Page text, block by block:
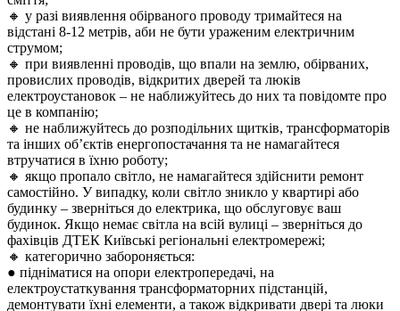
🔸 у разі виявлення обірваного проводу тримайтеся на
відстані 8-12 метрів, аби не бути ураженим електричним
струмом;
🔸 при виявленні проводів, що впали на землю, обірваних,
провислих проводів, відкритих дверей та люків
електроустановок – не наближуйтесь до них та повідомте про
це в компанію;
🔸 не наближуйтесь до розподільних щитків, трансформаторів
та інших об’єктів енергопостачання та не намагайтеся
втручатися в їхню роботу;
🔸 якщо пропало світло, не намагайтеся здійснити ремонт
самостійно. У випадку, коли світло зникло у квартирі або
будинку – зверніться до електрика, що обслуговує ваш
будинок. Якщо немає світла на всій вулиці – зверніться до
фахівців ДТЕК Київські регіональні електромережі;
🔸 категорично забороняється:
● підніматися на опори електропередачі, на
електроустаткування трансформаторних підстанцій,
демонтувати їхні елементи, а також відкривати двері та люки